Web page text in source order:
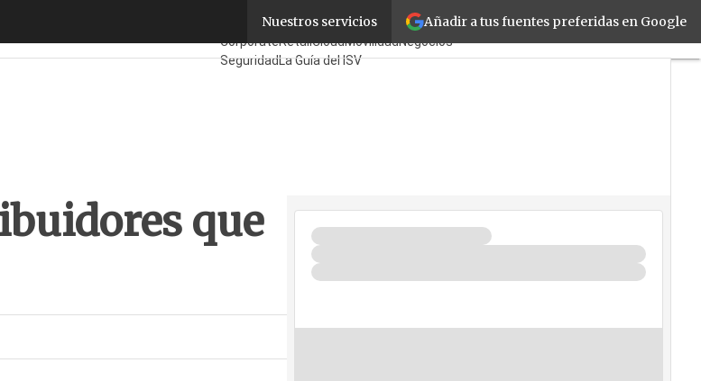
Añadir a tus fuentes preferidas en Google
Nuestros servicios
FabricantesMayoristasTicPymes
CorporateRetailCloudMovilidadNegocios
SeguridadLa Guía del ISV
que